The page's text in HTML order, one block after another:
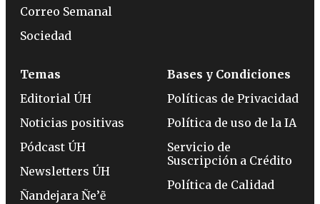
Correo Semanal
Sociedad
Temas
Editorial ÚH
Noticias positivas
Pódcast ÚH
Newsletters ÚH
Ñandejara Ñe’ẽ
Bases y Condiciones
Políticas de Privacidad
Política de uso de la IA
Servicio de
Suscripción a Crédito
Política de Calidad